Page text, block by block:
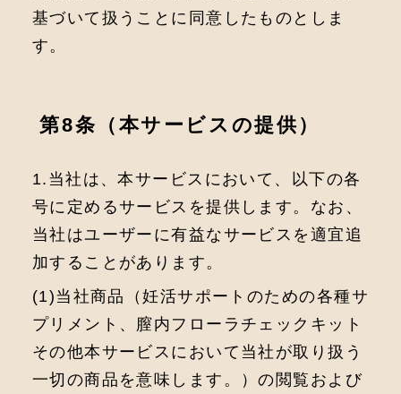
基づいて扱うことに同意したものとしま
す。
第8条（本サービスの提供）
1.当社は、本サービスにおいて、以下の各
号に定めるサービスを提供します。なお、
当社はユーザーに有益なサービスを適宜追
加することがあります。
(1)当社商品（妊活サポートのための各種サ
プリメント、膣内フローラチェックキット
その他本サービスにおいて当社が取り扱う
一切の商品を意味します。）の閲覧および